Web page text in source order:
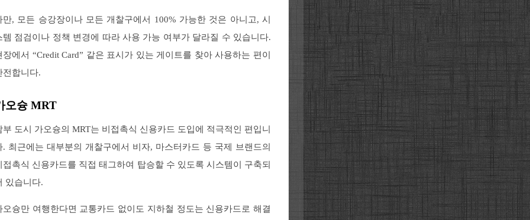
만, 모든 승강장이나 모든 개찰구에서 100% 가능한 것은 아니고, 시
템 점검이나 정책 변경에 따라 사용 가능 여부가 달라질 수 있습니다.
장에서 “Credit Card” 같은 표시가 있는 게이트를 찾아 사용하는 편이
전합니다.
오슝 MRT
부 도시 가오슝의 MRT는 비접촉식 신용카드 도입에 적극적인 편입니
. 최근에는 대부분의 개찰구에서 비자, 마스터카드 등 국제 브랜드의
접촉식 신용카드를 직접 태그하여 탑승할 수 있도록 시스템이 구축되
있습니다.
오슝만 여행한다면 교통카드 없이도 지하철 정도는 신용카드로 해결